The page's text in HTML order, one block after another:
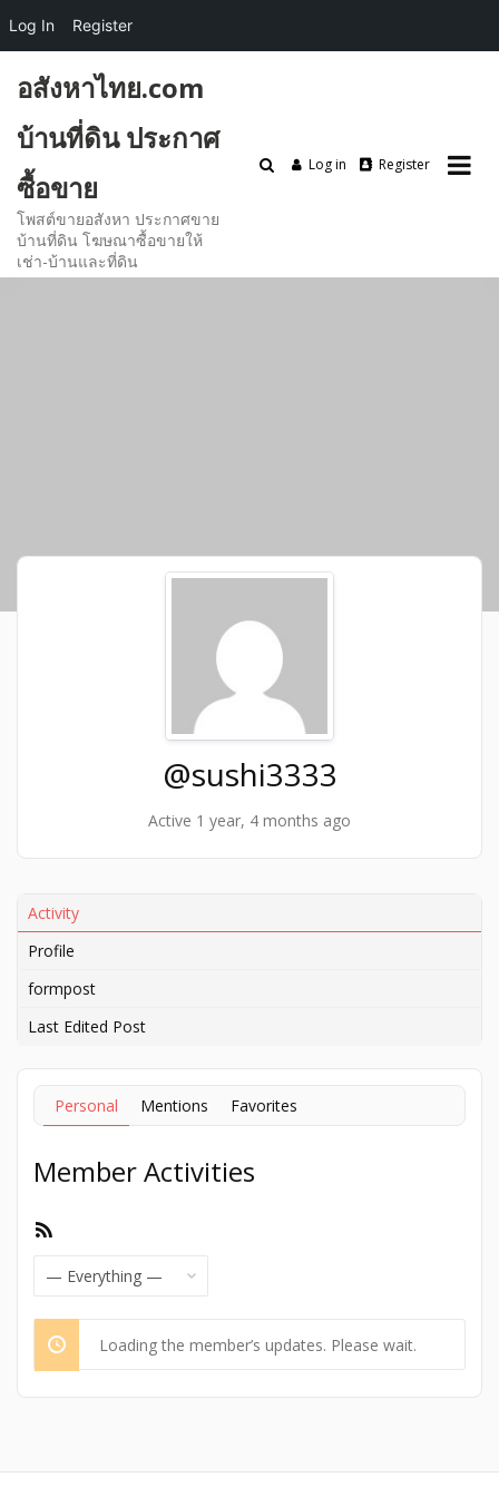
content
อสังหาไทย.com
บ้านที่ดิน ประกาศ
ซื้อขาย
โพสต์ขายอสังหา ประกาศขาย
บ้านที่ดิน โฆษณาซื้อขายให้
เช่า-บ้านและที่ดิน
Log in Register
@sushi3333
Active 1 year, 4 months ago
Activity
Profile
formpost
Last Edited Post
Personal Mentions Favorites
Member Activities
Loading the member’s updates. Please wait.
Log In Register